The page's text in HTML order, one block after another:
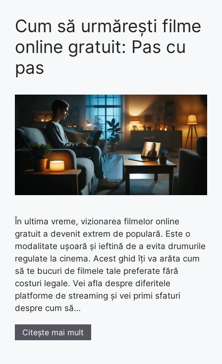
Cum să urmărești filme
online gratuit: Pas cu
pas
În ultima vreme, vizionarea filmelor online
gratuit a devenit extrem de populară. Este o
modalitate ușoară și ieftină de a evita drumurile
regulate la cinema. Acest ghid îți va arăta cum
să te bucuri de filmele tale preferate fără
costuri legale. Vei afla despre diferitele
platforme de streaming și vei primi sfaturi
despre cum să…
Citește mai mult